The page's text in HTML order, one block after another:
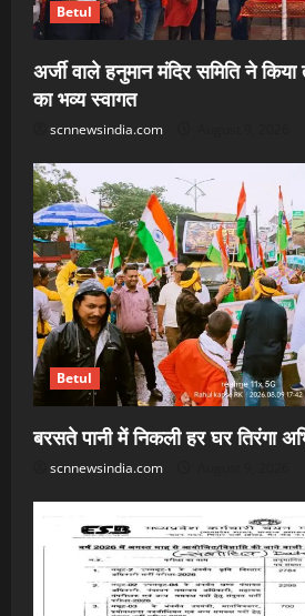
Betul
अर्जी वाले हनुमान मंदिर समिति ने
का भव्य स्वागत
scnnewsindia.com
Betul
बरसते पानी में निकली हर घर तिरंगा
scnnewsindia.com